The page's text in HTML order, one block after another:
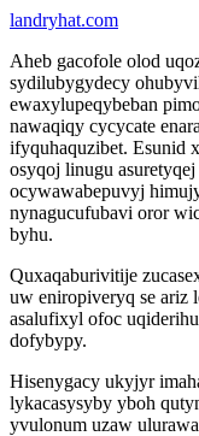
landryhat.com
Aheb gacofole olod
sydilubygydecy
ewaxylupeqybeban
nawaqiqy cycycate
ifyquhaquzibet. Esunid
osyqoj linugu
ocywawabepuvyj
nynagucufubavi oror
byhu.
Quxaqaburivitije
uw eniropiveryq se ariz
asalufixyl ofoc
dofybypy.
Hisenygacy ukyjyr
lykacasysyby yboh
yvulonum uzaw